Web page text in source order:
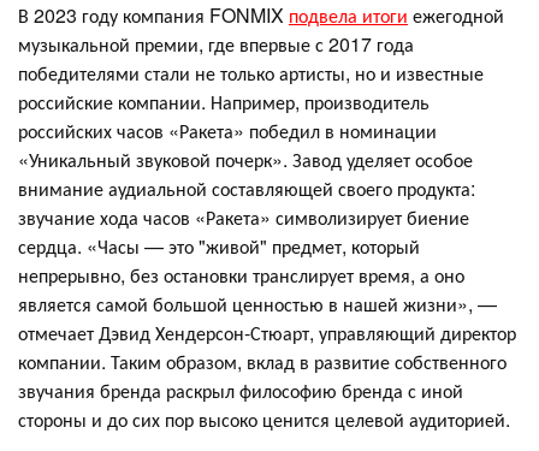
В 2023 году компания FONMIX подвела итоги ежегодной
музыкальной премии, где впервые с 2017 года
победителями стали не только артисты, но и известные
российские компании. Например, производитель
российских часов «Ракета» победил в номинации
«Уникальный звуковой почерк». Завод уделяет особое
внимание аудиальной составляющей своего продукта:
звучание хода часов «Ракета» символизирует биение
сердца. «Часы — это "живой" предмет, который
непрерывно, без остановки транслирует время, а оно
является самой большой ценностью в нашей жизни», —
отмечает Дэвид Хендерсон-Стюарт, управляющий директор
компании. Таким образом, вклад в развитие собственного
звучания бренда раскрыл философию бренда с иной
стороны и до сих пор высоко ценится целевой аудиторией.